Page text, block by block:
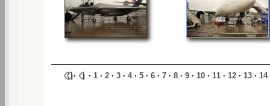
· · 1 · 2 · 3 · 4· 5 · 6 · 7 · 8 · 9 · 10 · 11 · 12 · 13 · 14